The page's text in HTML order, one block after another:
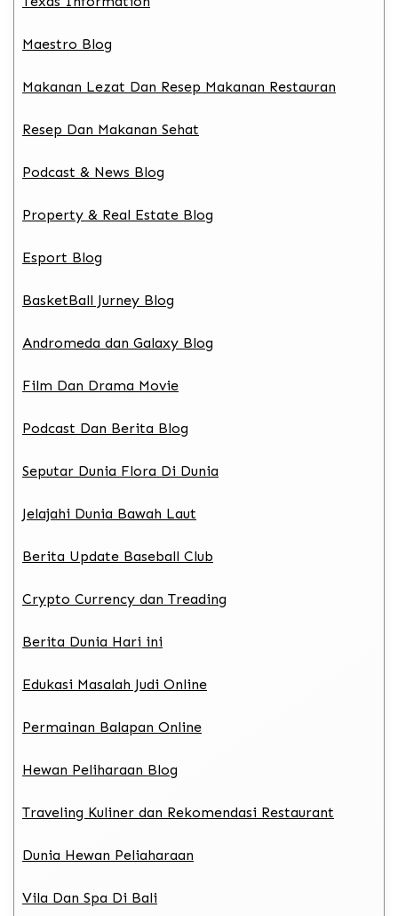
Maestro Blog
Makanan Lezat Dan Resep Makanan Restauran
Resep Dan Makanan Sehat
Podcast & News Blog
Property & Real Estate Blog
Esport Blog
BasketBall Jurney Blog
Andromeda dan Galaxy Blog
Film Dan Drama Movie
Podcast Dan Berita Blog
Seputar Dunia Flora Di Dunia
Jelajahi Dunia Bawah Laut
Berita Update Baseball Club
Crypto Currency dan Treading
Berita Dunia Hari ini
Edukasi Masalah Judi Online
Permainan Balapan Online
Hewan Peliharaan Blog
Traveling Kuliner dan Rekomendasi Restaurant
Dunia Hewan Peliaharaan
Vila Dan Spa Di Bali